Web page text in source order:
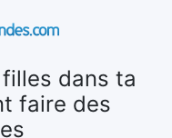
dans ta
faire des